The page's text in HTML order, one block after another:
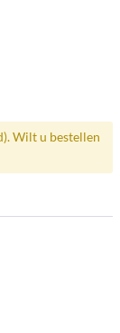
Wilt u bestellen